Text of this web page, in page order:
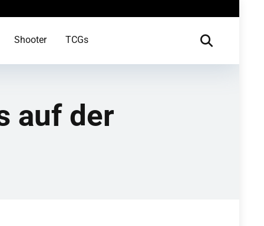
Shooter TCGs
auf der